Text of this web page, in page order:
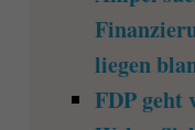
liegen
FDP geht